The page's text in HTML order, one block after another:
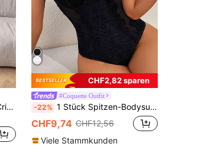
SuitURBody Sexy schickes Criss-Cross Unterbügel-Camisole mit Bauchkontrolle und Tanga, 1 Stück, schlankmachendes Unter-/Top für Damen
CHF2,82 sparen
#Coquette Outfit
-22% 1 Stück Spitzen-Bodysuit, sexy Clubwear für Ausgehen, Party, rückenfrei Top, figurbetontes Top mit Spaghettiträgern
CHF9,74 CHF12,56
Viele Stammkunden